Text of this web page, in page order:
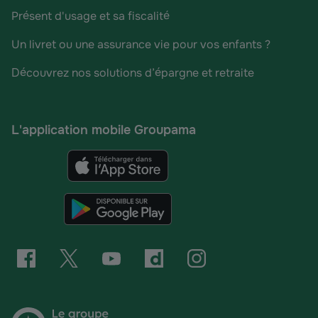
Présent d'usage et sa fiscalité
Un livret ou une assurance vie pour vos enfants ?
Découvrez nos solutions d’épargne et retraite
L'application mobile Groupama